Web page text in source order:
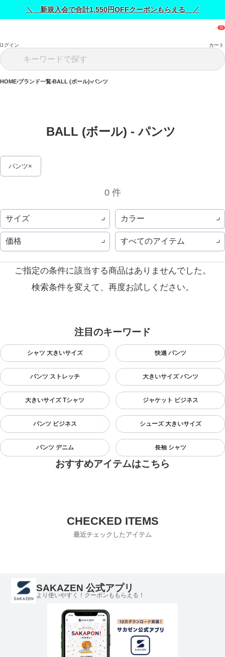
＼ 新規入会で合計1,550円OFFクーポンもらえる ／
グイン カート
HOME ブランド一覧 BALL (ボール) パンツ
BALL (ボール) - パンツ
パンツ
0 件
サイズ カラー
価格 すべてのアイテム
ご指定の条件に該当する商品はありませんでした。
検索条件を変えて、再度お試しください。
注目のキーワード
シャツ 大きいサイズ 快適 パンツ
パンツ ストレッチ 大きいサイズ パンツ
大きいサイズ Tシャツ ジャケット ビジネス
パンツ ビジネス シューズ 大きいサイズ
パンツ デニム 長袖 シャツ
おすすめアイテムはこちら
最近チェックしたアイテム
SAKAZEN 公式アプリ
より使いやすく！クーポンももらえる！